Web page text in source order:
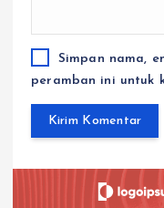
Simpan nama,
peramban ini untuk